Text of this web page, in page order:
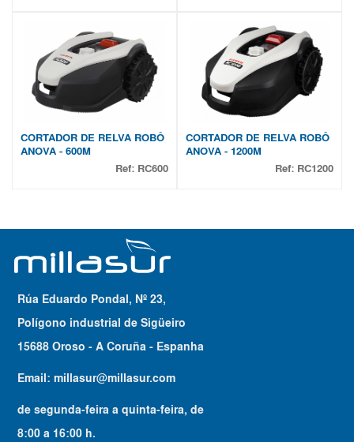
CORTADOR DE RELVA ROBÔ
ANOVA - 600M
Ref: RC600
CORTADOR DE RELVA ROBÔ
ANOVA - 1200M
Ref: RC1200
Rúa Eduardo Pondal, Nº 23,
Polígono industrial de Sigüeiro
15688 Oroso - A Coruña - Espanha
Email:millasur@millasur.com
de segunda-feira a quinta-feira, de
8:00 a 16:00 h.